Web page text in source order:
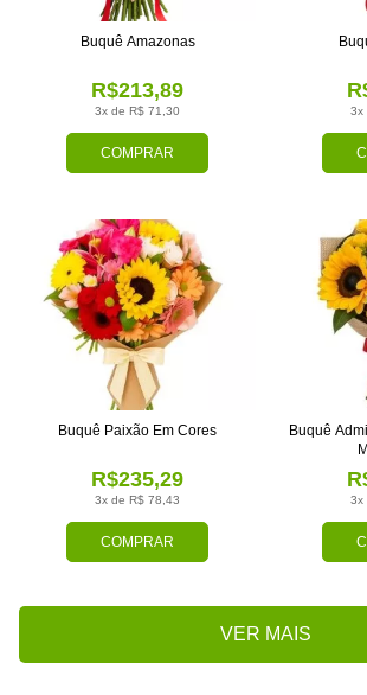
COMPRAR
3x de R$ 71,30
R$213,89
Buquê Amazonas
3x
COMPRAR
3x de R$ 78,43
R$235,29
Buquê Paixão Em Cores
3x
Buquê
VER MAIS